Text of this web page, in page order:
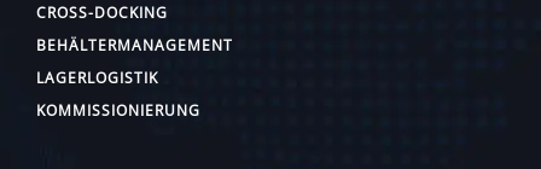
CROSS-DOCKING
BEHÄLTERMANAGEMENT
LAGERLOGISTIK
KOMMISSIONIERUNG